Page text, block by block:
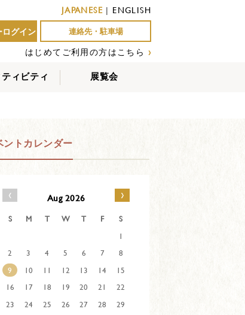
JAPANESE| ENGLISH
ログイン
連絡先・駐車場
はじめてご利用の方はこちら ›
ィビティ 展覧会
ントカレンダー
‹ Aug 2026 ›
S M T W T F
S
1
2
3 4 5 6 7
8
9
10 11 12 13 14
15
16
17 18 19 20 21
22
23
24 25 26 27 28
29